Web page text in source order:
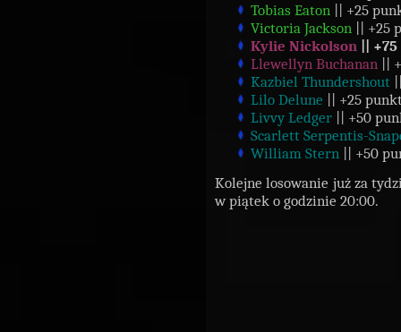
Tobias Eaton
|| +25
Victoria Jackson
||
Kylie Nickolson
||
Llewellyn Buchanan
||
Kazbiel Thundershout
Lilo Delune
|| +25
Livvy Ledger
|| +50
Scarlett Serpentis-
William Stern
|| +50
Kolejne losowanie już za
w piątek o godzinie 20:00.